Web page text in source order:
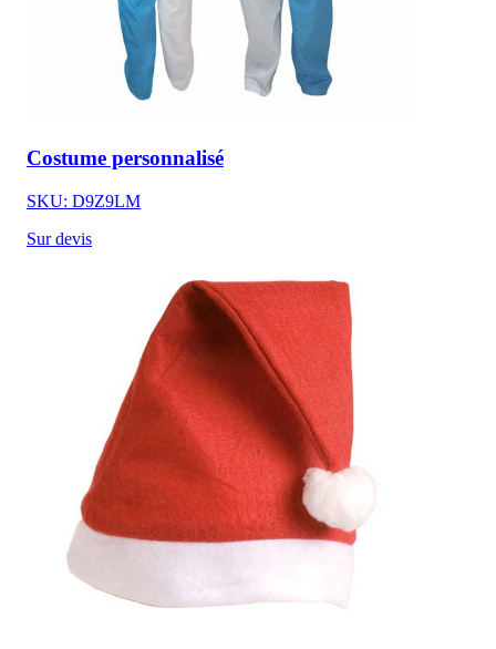
Costume personnalisé
SKU: D9Z9LM
Sur devis